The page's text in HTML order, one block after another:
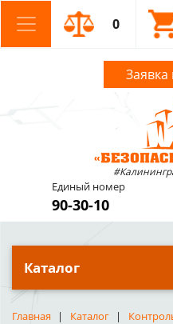
0
Заявка
Единый номер
90-30-10
Каталог
Главная Каталог